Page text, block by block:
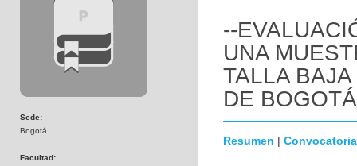
Sede:
Bogotá
Facultad:
--
UNA
TALLA
DE BOGOTÁ
Resumen | Convocatoria